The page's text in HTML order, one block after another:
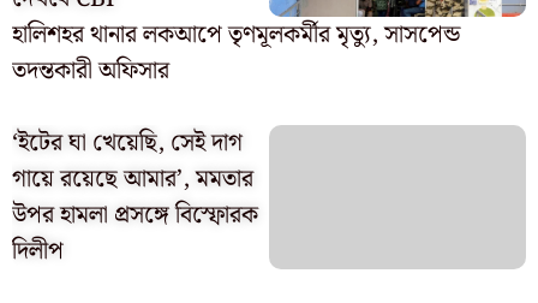
হালিশহর থানার লকআপে তৃণমূলকর্মীর মৃত্যু, সাসপেন্ড
তদন্তকারী অফিসার
‘ইটের ঘা খেয়েছি, সেই দাগ
গায়ে রয়েছে আমার’, মমতার
উপর হামলা প্রসঙ্গে বিস্ফোরক
দিলীপ